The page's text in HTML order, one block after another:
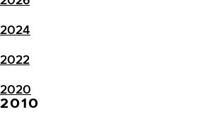
2024
2022
2020
2010